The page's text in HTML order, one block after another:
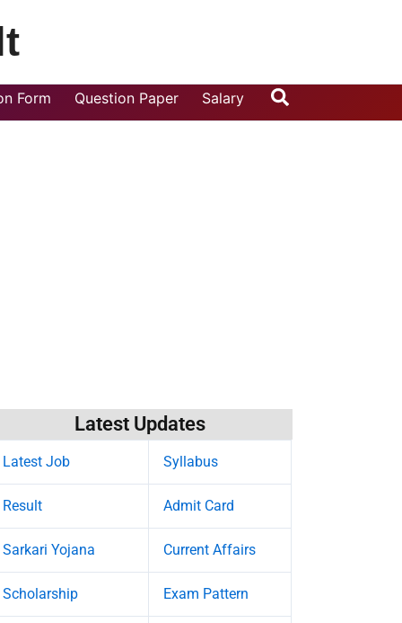
Form Question Paper Salary Search
Latest Updates
Latest Job Syllabus
Result Admit Card
Sarkari Yojana Current Affairs
Scholarship Exam Pattern